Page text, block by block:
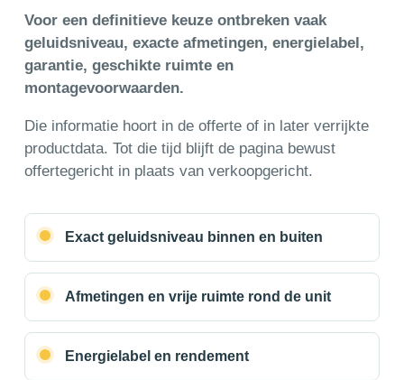
Voor een definitieve keuze ontbreken vaak
geluidsniveau, exacte afmetingen, energielabel,
garantie, geschikte ruimte en
montagevoorwaarden.
Die informatie hoort in de offerte of in later verrijkte
productdata. Tot die tijd blijft de pagina bewust
offertegericht in plaats van verkoopgericht.
Exact geluidsniveau binnen en buiten
Afmetingen en vrije ruimte rond de unit
Energielabel en rendement